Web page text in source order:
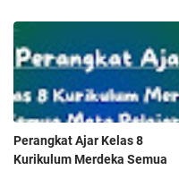
Perangkat Ajar Kelas 8
Kurikulum Merdeka Semua